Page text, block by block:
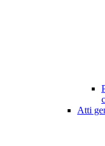
Atti